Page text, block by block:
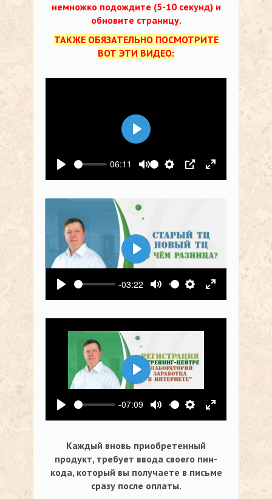
немножко подождите (5-10 секунд) и
обновите страницу.
ТАКЖЕ ОБЯЗАТЕЛЬНО ПОСМОТРИТЕ
ВОТ ЭТИ ВИДЕО:
Воспроизвести
06:11
Выключить звук
Настройки
PIP На весь
Воспроизвести
Воспроизвести
-03:22
Выключить звук
Настройки
На весь
Воспроизвести
Воспроизвести
-07:09
Выключить звук
Настройки
На весь
Воспроизвести
Каждый вновь приобретенный
продукт, требует ввода своего пин-
кода, который вы получаете в письме
сразу после оплаты.